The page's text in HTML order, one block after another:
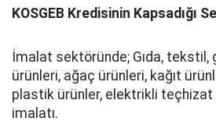
KOSGEB Kredisinin Kapsadığı
İmalat sektöründe; Gıda, tekstil,
ürünleri, ağaç ürünleri, kağıt
plastik ürünler, elektrikli teçhizat
imalatı.